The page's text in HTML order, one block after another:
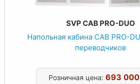
SVP CAB PRO-DUO
Напольная кабина CAB PRO-
переводчиков
Розничная цена: 693 000